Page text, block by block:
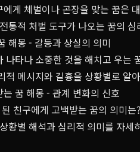
게 체벌이나 곤장을 맞는 꿈은
통적 처벌 도구가 나오는 꿈의
해몽 - 갈등과 상실의 의미
나타나 소중한 것을 해치고 우는
적 메시지와 길흉을 상황별로 알
꿈 해몽 - 관계 변화의 신호
친구에게 고백받는 꿈의 의미
황별 해석과 심리적 의미를 자세